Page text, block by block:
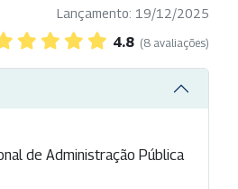
Lançamento: 19/12/2025
4.8 (8 avaliações)
de Administração Pública